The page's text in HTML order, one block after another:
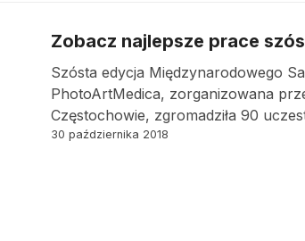
Zobacz najlepsze prace
Szósta edycja Międzynarodowego
PhotoArtMedica, zorganizowana
Częstochowie, zgromadziła 90
30 października 2018